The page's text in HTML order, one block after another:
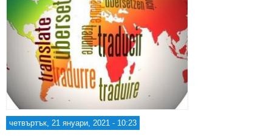
четвъртък, 21 януари, 2021 - 10:23